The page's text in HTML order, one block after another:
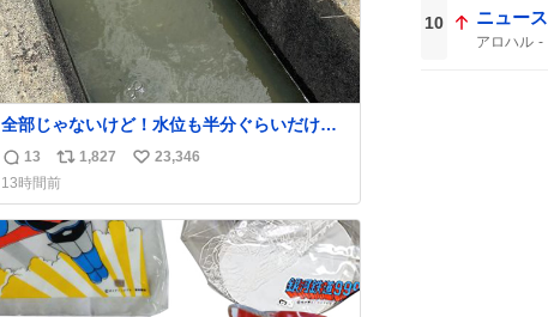
全部じゃないけど！水位も半分ぐらいだけ
ど！水が来はじめたよ！！！ 作業してくれた
方々ありがとーーー
ー！！！！！！！！！！！！！！！！！！！
！！！！！！！
返
信
数
13
リ
ポ
ス
ト
数
1,827
い
ね
数
23,346
13時間前
10 ニュー
アロハル